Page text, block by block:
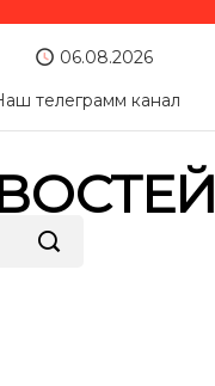
06.08.2026
телеграмм канал